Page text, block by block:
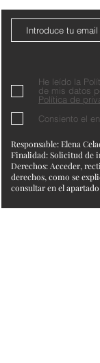
He leído la
de mis datos
Política de
Consiento el
Responsable: Elena
Finalidad: Solicitud de
Derechos: Acceder,
derechos, como se
consultar en el